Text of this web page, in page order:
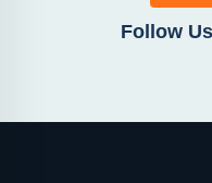
Follow